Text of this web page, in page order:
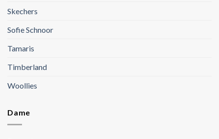
Skechers
Sofie Schnoor
Tamaris
Timberland
Woollies
Dame